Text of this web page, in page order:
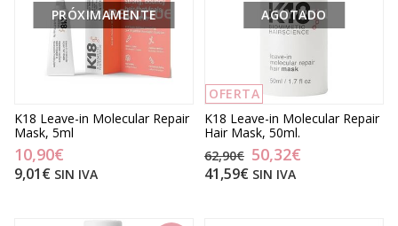
PRÓXIMAMENTE
K18 Leave-in Molecular Repair
Mask, 5ml
10,90€
9,01€ SIN IVA
OFERTA
AGOTADO
K18 Leave-in Molecular Repair
Hair Mask, 50ml.
62,90€ 50,32€
41,59€ SIN IVA